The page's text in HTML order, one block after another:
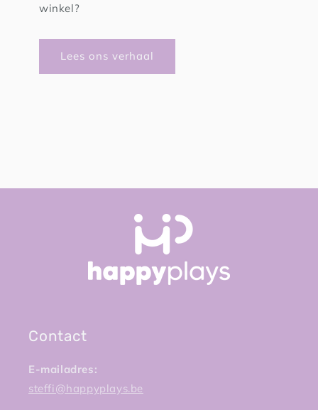
winkel?
Lees ons verhaal
Contact
E-mailadres:
steffi@happyplays.be